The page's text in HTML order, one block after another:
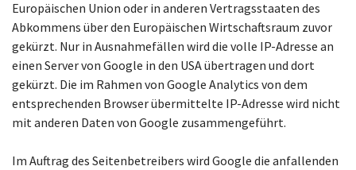
Europäischen Union oder in anderen Vertragsstaaten des
Abkommens über den Europäischen Wirtschaftsraum zuvor
gekürzt. Nur in Ausnahmefällen wird die volle IP-Adresse an
einen Server von Google in den USA übertragen und dort
gekürzt. Die im Rahmen von Google Analytics von dem
entsprechenden Browser übermittelte IP-Adresse wird nicht
mit anderen Daten von Google zusammengeführt.
Im Auftrag des Seitenbetreibers wird Google die anfallenden